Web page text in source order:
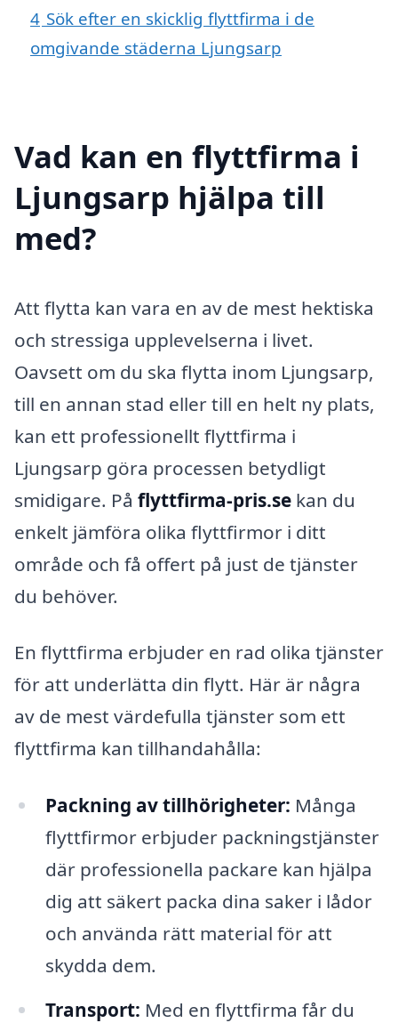
4 Sök efter en skicklig flyttfirma i de
omgivande städerna Ljungsarp
Vad kan en flyttfirma i
Ljungsarp hjälpa till
med?
Att flytta kan vara en av de mest hektiska
och stressiga upplevelserna i livet.
Oavsett om du ska flytta inom Ljungsarp,
till en annan stad eller till en helt ny plats,
kan ett professionellt flyttfirma i
Ljungsarp göra processen betydligt
smidigare. På flyttfirma-pris.se kan du
enkelt jämföra olika flyttfirmor i ditt
område och få offert på just de tjänster
du behöver.
En flyttfirma erbjuder en rad olika tjänster
för att underlätta din flytt. Här är några
av de mest värdefulla tjänster som ett
flyttfirma kan tillhandahålla:
Packning av tillhörigheter: Många
flyttfirmor erbjuder packningstjänster
där professionella packare kan hjälpa
dig att säkert packa dina saker i lådor
och använda rätt material för att
skydda dem.
Transport: Med en flyttfirma får du